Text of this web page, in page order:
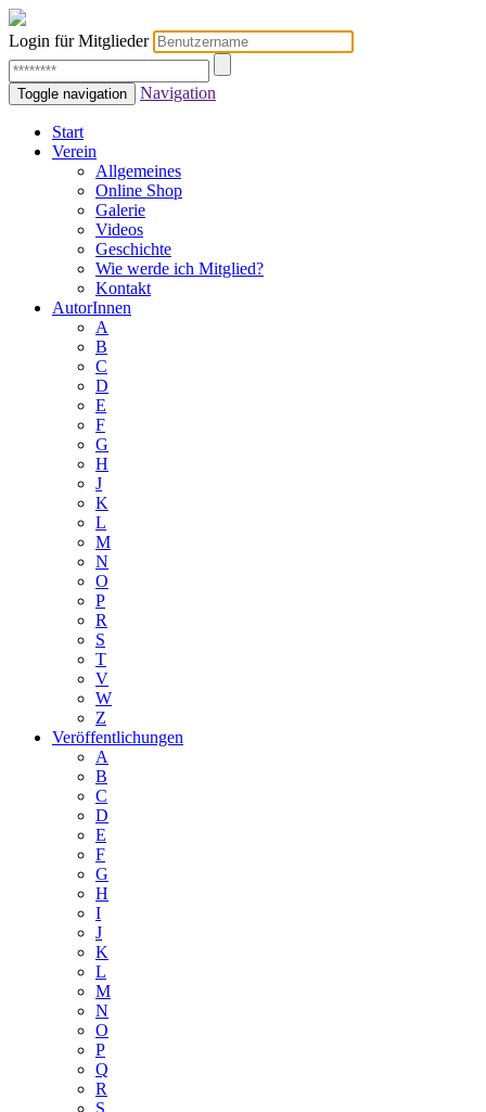
Login für Mitglieder
Toggle navigation Navigation
Start
Verein
Allgemeines
Online Shop
Galerie
Videos
Geschichte
Wie werde ich Mitglied?
Kontakt
AutorInnen
A
B
C
D
E
F
G
H
J
K
L
M
N
O
P
R
S
T
V
W
Z
Veröffentlichungen
A
B
C
D
E
F
G
H
I
J
K
L
M
N
O
P
Q
R
S